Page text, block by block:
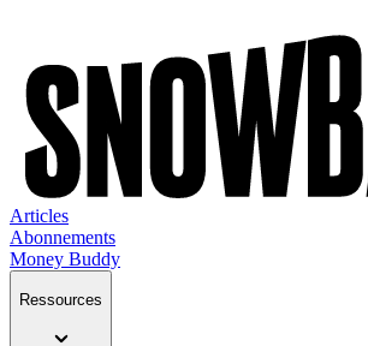
Articles
Abonnements
Money Buddy
Ressources